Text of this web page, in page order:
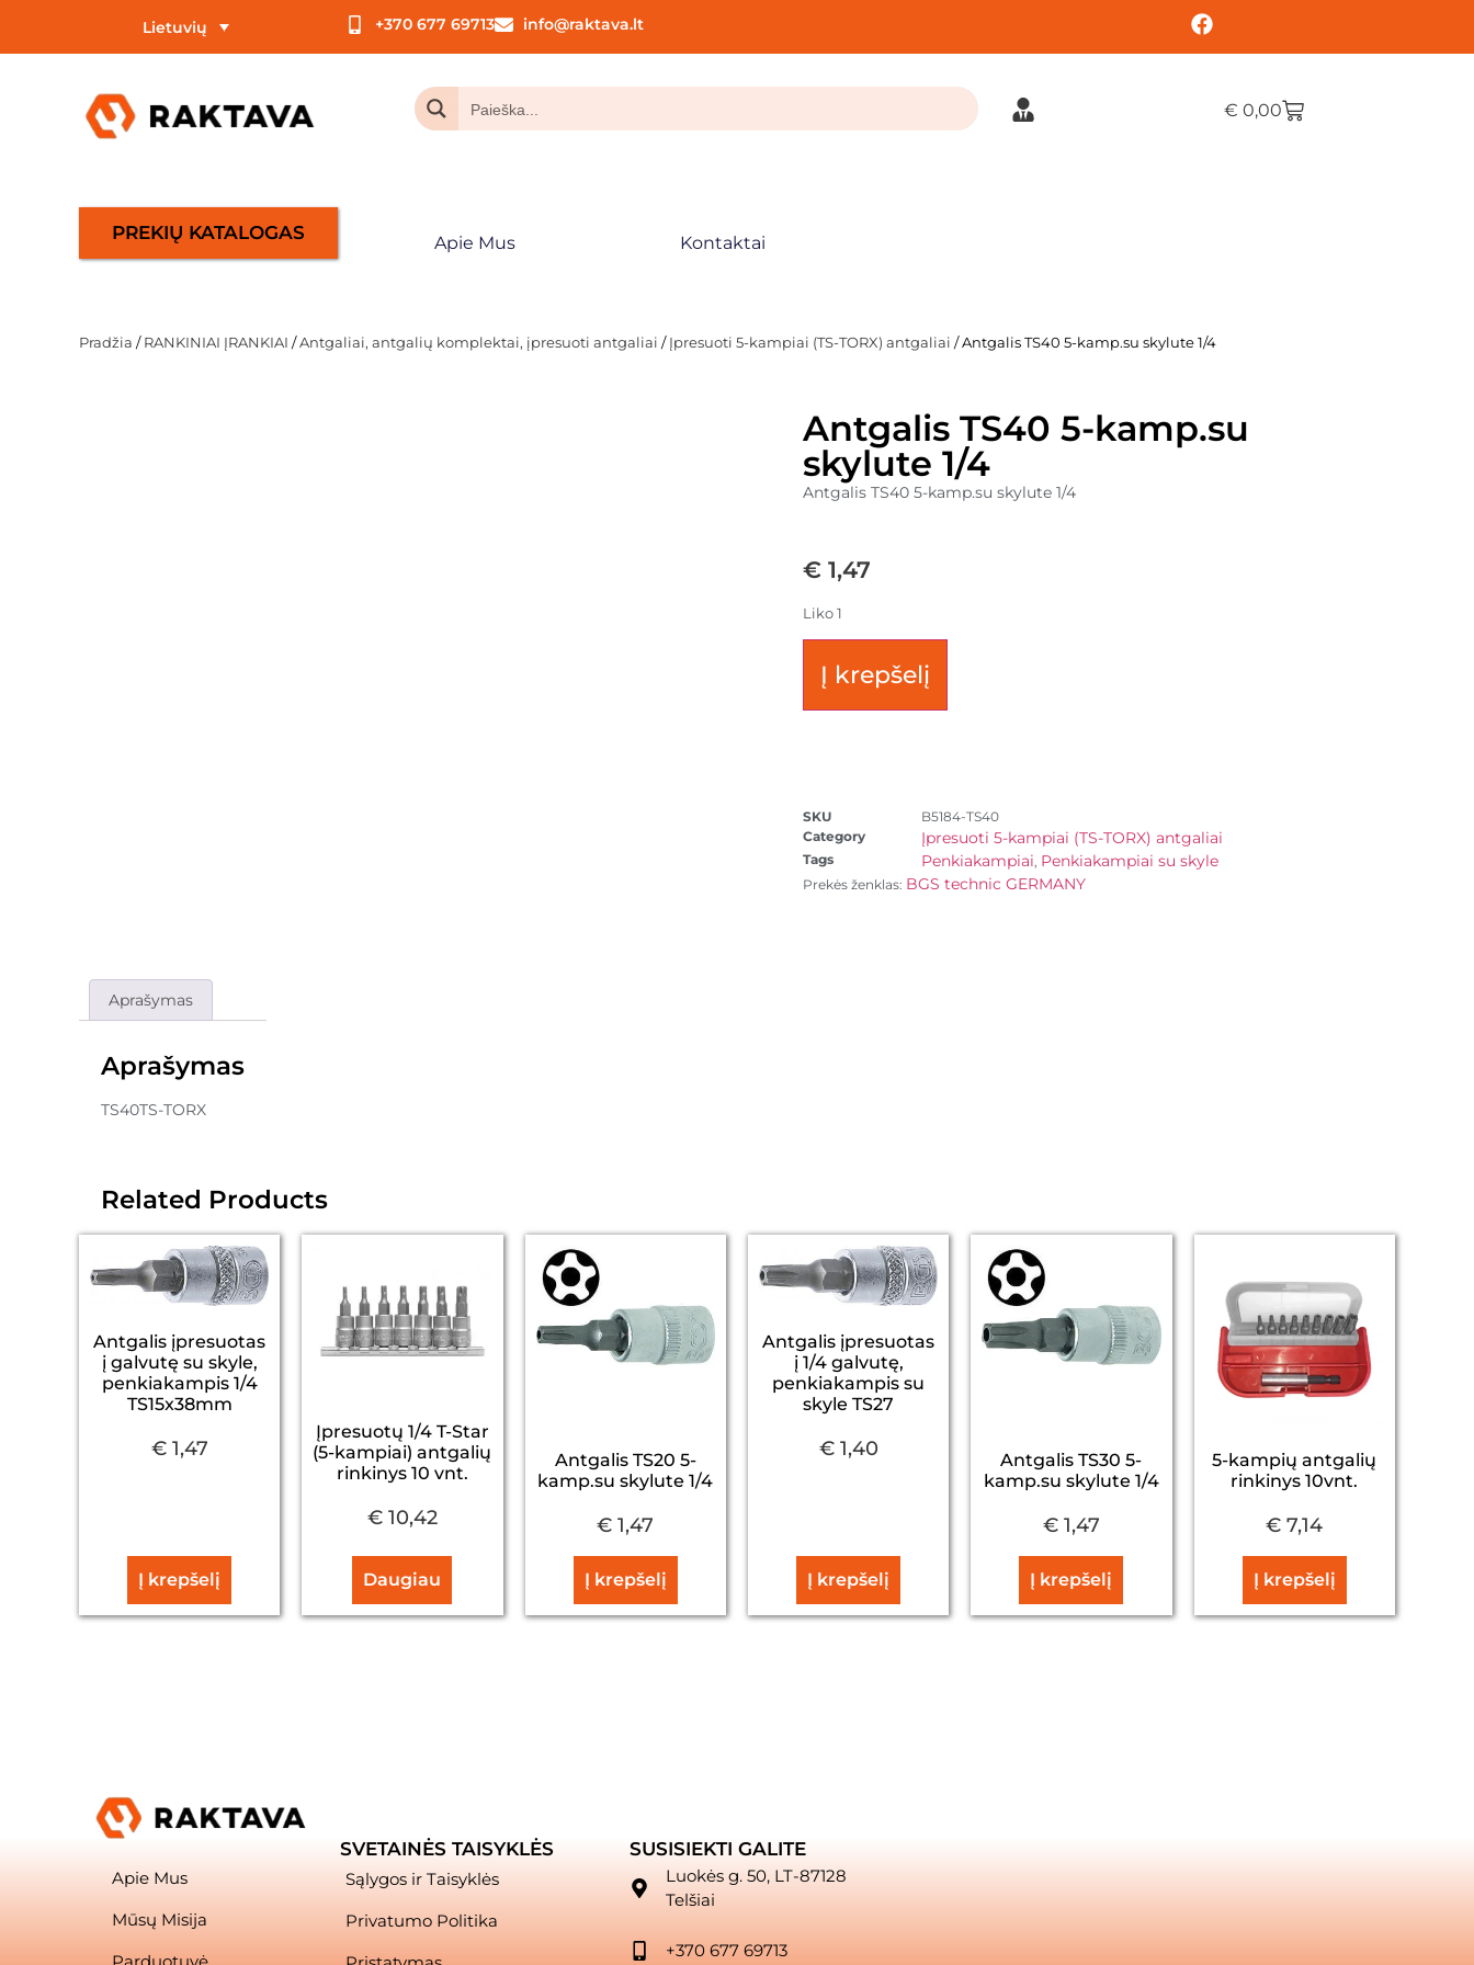
Lietuvių +370 677 69713 info@raktava.lt
€ 0,00
PREKIŲ KATALOGAS Apie Mus Kontaktai
Pradžia /RANKINIAI ĮRANKIAI /Antgaliai, antgalių komplektai, įpresuoti antgaliai /Įpresuoti 5-kampiai (TS-TORX) antgaliai / Antgalis TS40 5-kamp.su skylute 1/4
Antgalis TS40 5-kamp.su
skylute 1/4
Antgalis TS40 5-kamp.su skylute 1/4
€ 1,47
Liko 1
Į krepšelį
SKU
B5184-TS40
Category
Įpresuoti 5-kampiai (TS-TORX) antgaliai
Tags Penkiakampiai, Penkiakampiai su skyle
Prekės ženklas: BGS technic GERMANY
Aprašymas
Aprašymas
TS40TS-TORX
Related Products
Antgalis įpresuotas
į galvutę su skyle,
penkiakampis 1/4
TS15x38mm
€1,47
Į krepšelį
Įpresuotų 1/4 T-Star
(5-kampiai) antgalių
rinkinys 10 vnt.
€10,42
Daugiau
Antgalis TS20 5-
kamp.su skylute 1/4
€ 1,47
Į krepšelį
Antgalis įpresuotas
į 1/4 galvutę,
penkiakampis su
skyle TS27
€1,40
Į krepšelį
Antgalis TS30 5-
kamp.su skylute 1/4
€1,47
Į krepšelį
5-kampių antgalių
rinkinys 10vnt.
€ 7,14
Į krepšelį
Apie Mus
Mūsų Misija
Parduotuvė
SVETAINĖS TAISYKLĖS
Sąlygos ir Taisyklės
Privatumo Politika
SUSISIEKTI GALITE
Luokės g. 50, LT-87128
Telšiai
+370 677 69713